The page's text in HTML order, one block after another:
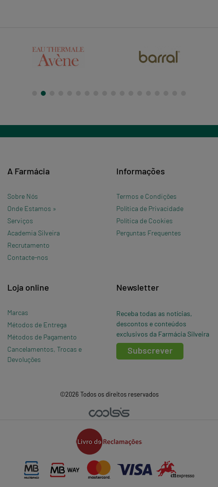
A Farmácia
Sobre Nós
Onde Estamos »
Serviços
Academia Silveira
Recrutamento
Contacte-nos
Informações
Termos e Condições
Política de Privacidade
Política de Cookies
Perguntas Frequentes
Loja online
Marcas
Métodos de Entrega
Métodos de Pagamento
Cancelamentos, Trocas e
Devoluções
Newsletter
Receba todas as notícias,
descontos e conteúdos
exclusivos da Farmácia Silveira
Subscrever
©2026 Todos os direitos reservados